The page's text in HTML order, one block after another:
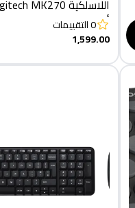
أسود
0التقييمات
1,599.00